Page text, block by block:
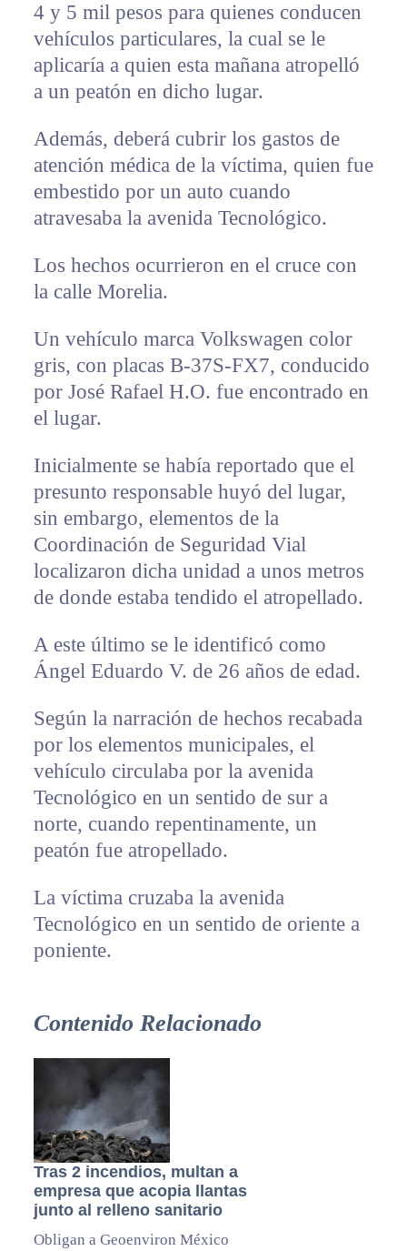
4 y 5 mil pesos para quienes conducen
vehículos particulares, la cual se le
aplicaría a quien esta mañana atropelló
a un peatón en dicho lugar.
Además, deberá cubrir los gastos de
atención médica de la víctima, quien fue
embestido por un auto cuando
atravesaba la avenida Tecnológico.
Los hechos ocurrieron en el cruce con
la calle Morelia.
Un vehículo marca Volkswagen color
gris, con placas B-37S-FX7, conducido
por José Rafael H.O. fue encontrado en
el lugar.
Inicialmente se había reportado que el
presunto responsable huyó del lugar,
sin embargo, elementos de la
Coordinación de Seguridad Vial
localizaron dicha unidad a unos metros
de donde estaba tendido el atropellado.
A este último se le identificó como
Ángel Eduardo V. de 26 años de edad.
Según la narración de hechos recabada
por los elementos municipales, el
vehículo circulaba por la avenida
Tecnológico en un sentido de sur a
norte, cuando repentinamente, un
peatón fue atropellado.
La víctima cruzaba la avenida
Tecnológico en un sentido de oriente a
poniente.
Contenido Relacionado
Tras 2 incendios, multan a
empresa que acopia llantas
junto al relleno sanitario
Obligan a Geoenviron México